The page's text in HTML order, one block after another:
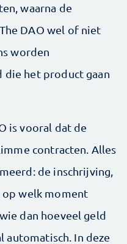
waarna de
DAO wel of niet
worden
die het product gaan
is vooral dat de
contracten. Alles
de inschrijving,
op welk moment
dan hoeveel geld
In deze